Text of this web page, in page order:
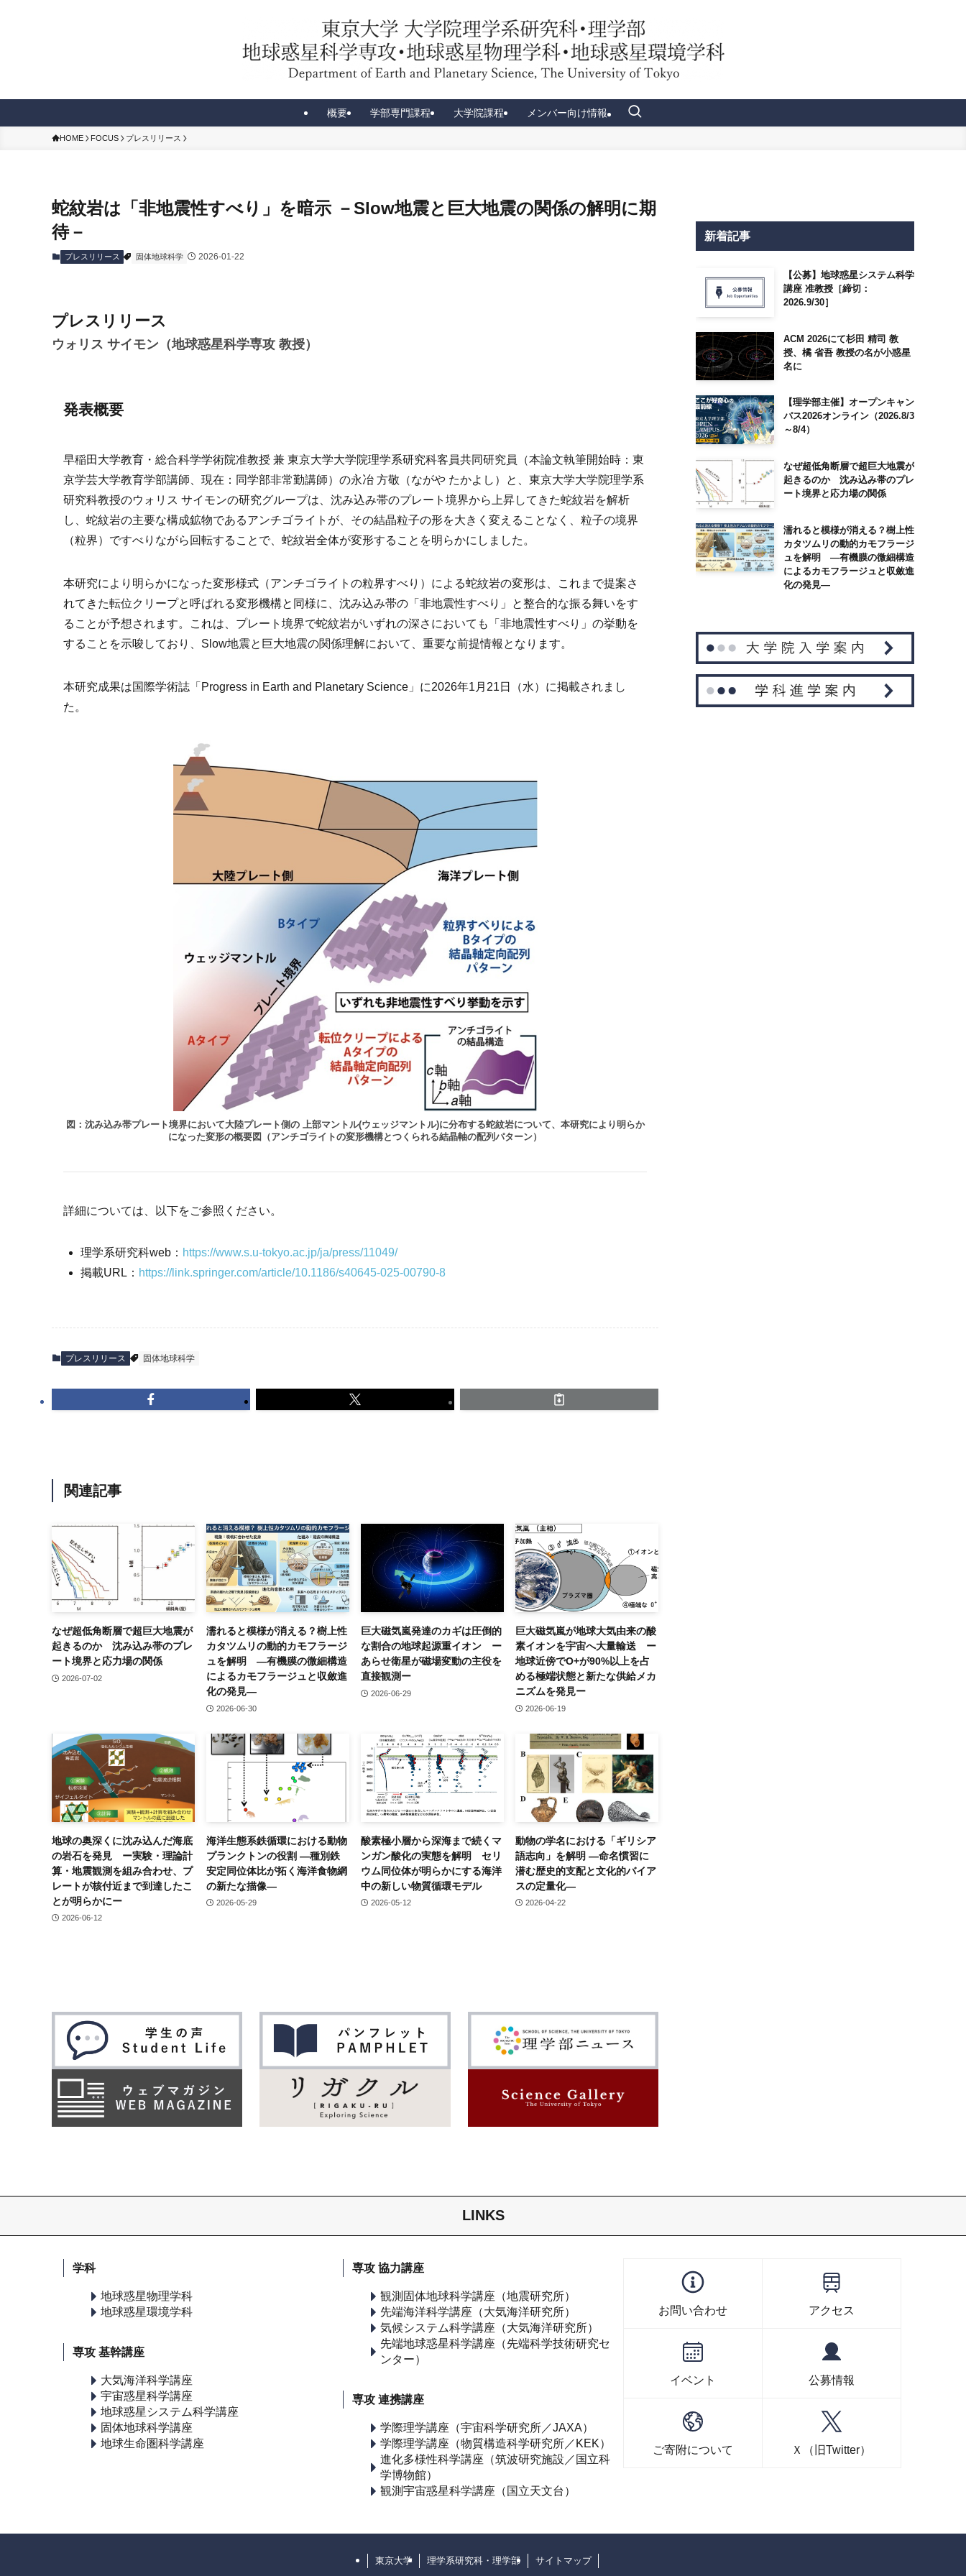
概要 学部専門課程 大学院課程 メンバー向け情報
HOME FOCUS プレスリリース
蛇紋岩は「非地震性すべり」を暗示 －Slow地震と巨大地震の関係の解明に期
待－
プレスリリース 固体地球科学 2026-01-22
プレスリリース
ウォリス サイモン（地球惑星科学専攻 教授）
発表概要
早稲田大学教育・総合科学学術院准教授 兼 東京大学大学院理学系研究科客員共同研究員（本論文執筆開始時：東
京学芸大学教育学部講師、現在：同学部非常勤講師）の永冶 方敬（ながや たかよし）と、東京大学大学院理学系
研究科教授のウォリス サイモンの研究グループは、沈み込み帯のプレート境界から上昇してきた蛇紋岩を解析
し、蛇紋岩の主要な構成鉱物であるアンチゴライトが、その結晶粒子の形を大きく変えることなく、粒子の境界
（粒界）ですべりながら回転することで、蛇紋岩全体が変形することを明らかにしました。
本研究により明らかになった変形様式（アンチゴライトの粒界すべり）による蛇紋岩の変形は、これまで提案さ
れてきた転位クリープと呼ばれる変形機構と同様に、沈み込み帯の「非地震性すべり」と整合的な振る舞いをす
ることが予想されます。これは、プレート境界で蛇紋岩がいずれの深さにおいても「非地震性すべり」の挙動を
することを示唆しており、Slow地震と巨大地震の関係理解において、重要な前提情報となります。
本研究成果は国際学術誌「Progress in Earth and Planetary Science」に2026年1月21日（水）に掲載されまし
た。
図：沈み込み帯プレート境界において大陸プレート側の 上部マントル(ウェッジマントル)に分布する蛇紋岩について、本研究により明らか
になった変形の概要図（アンチゴライトの変形機構とつくられる結晶軸の配列パターン）
詳細については、以下をご参照ください。
理学系研究科web： https://www.s.u-tokyo.ac.jp/ja/press/11049/
掲載URL： https://link.springer.com/article/10.1186/s40645-025-00790-8
プレスリリース 固体地球科学
関連記事
なぜ超低角断層で超巨大地震が
起きるのか 沈み込み帯のプレ
ート境界と応力場の関係
2026-07-02
濡れると模様が消える？樹上性
カタツムリの動的カモフラージ
ュを解明 ―有機膜の微細構造
によるカモフラージュと収斂進
化の発見―
2026-06-30
巨大磁気嵐発達のカギは圧倒的
な割合の地球起源重イオン ー
あらせ衛星が磁場変動の主役を
直接観測ー
2026-06-29
巨大磁気嵐が地球大気由来の酸
素イオンを宇宙へ大量輸送 ー
地球近傍でO+が90%以上を占
める極端状態と新たな供給メカ
ニズムを発見ー
2026-06-19
地球の奥深くに沈み込んだ海底
の岩石を発見 ー実験・理論計
算・地震観測を組み合わせ、プ
レートが核付近まで到達したこ
とが明らかにー
2026-06-12
海洋生態系鉄循環における動物
プランクトンの役割 ―種別鉄
安定同位体比が拓く海洋食物網
の新たな描像―
2026-05-29
酸素極小層から深海まで続くマ
ンガン酸化の実態を解明 セリ
ウム同位体が明らかにする海洋
中の新しい物質循環モデル
2026-05-12
動物の学名における「ギリシア
語志向」を解明 ―命名慣習に
潜む歴史的支配と文化的バイア
スの定量化―
2026-04-22
新着記事
【公募】地球惑星システム科学
講座 准教授［締切：
2026.9/30］
ACM 2026にて杉田 精司 教
授、橘 省吾 教授の名が小惑星
名に
【理学部主催】オープンキャン
パス2026オンライン（2026.8/3
～8/4）
なぜ超低角断層で超巨大地震が
起きるのか 沈み込み帯のプレ
ート境界と応力場の関係
濡れると模様が消える？樹上性
カタツムリの動的カモフラージ
ュを解明 ―有機膜の微細構造
によるカモフラージュと収斂進
化の発見―
LINKS
学科
地球惑星物理学科
地球惑星環境学科
専攻 基幹講座
大気海洋科学講座
宇宙惑星科学講座
地球惑星システム科学講座
固体地球科学講座
地球生命圏科学講座
専攻 協力講座
観測固体地球科学講座（地震研究所）
先端海洋科学講座（大気海洋研究所）
気候システム科学講座（大気海洋研究所）
先端地球惑星科学講座（先端科学技術研究セ
ンター）
専攻 連携講座
学際理学講座（宇宙科学研究所／JAXA）
学際理学講座（物質構造科学研究所／KEK）
進化多様性科学講座（筑波研究施設／国立科
学博物館）
観測宇宙惑星科学講座（国立天文台）
お問い合わせ アクセス
イベント 公募情報
ご寄附について Ｘ（旧Twitter）
東京大学 理学系研究科・理学部 サイトマップ